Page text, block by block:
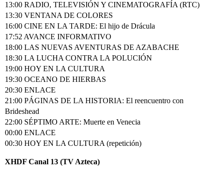
13:00 RADIO, TELEVISIÓN Y CINEMATOGRAFÍA (RTC)
13:30 VENTANA DE COLORES
16:00 CINE EN LA TARDE: El hijo de Drácula
17:52 AVANCE INFORMATIVO
18:00 LAS NUEVAS AVENTURAS DE AZABACHE
18:30 LA LUCHA CONTRA LA POLUCIÓN
19:00 HOY EN LA CULTURA
19:30 OCEANO DE HIERBAS
20:30 ENLACE
21:00 PÁGINAS DE LA HISTORIA: El reencuentro con
Brideshead
22:00 SÉPTIMO ARTE: Muerte en Venecia
00:00 ENLACE
00:30 HOY EN LA CULTURA (repetición)
XHDF Canal 13 (TV Azteca)